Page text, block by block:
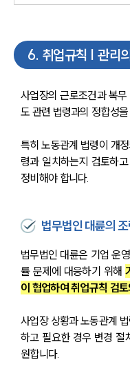
6. 취업규칙 | 관리
사업장의 근로조건과 복
도 관련 법령과의 정합성
특히 노동관계 법령이 개
령과 일치하는지 검토하
정비해야 합니다.
법무법인 대륜의
법무법인 대륜은 기업 운
률 문제에 대응하기 위해
이 협업하여 취업규칙 검
사업장 상황과 노동관계
하고 필요한 경우 변경 절
원합니다.